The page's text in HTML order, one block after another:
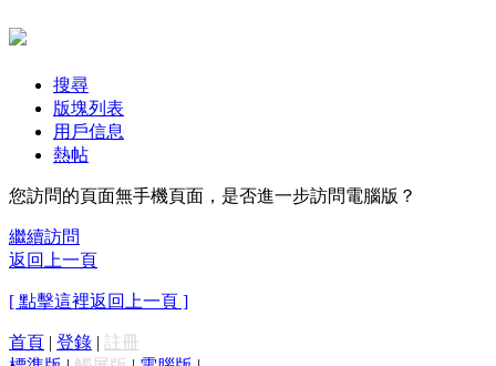
搜尋
版塊列表
用戶信息
熱帖
您訪問的頁面無手機頁面，是否進一步訪問電腦版？
繼續訪問
返回上一頁
[ 點擊這裡返回上一頁 ]
首頁 | 登錄 | 註冊